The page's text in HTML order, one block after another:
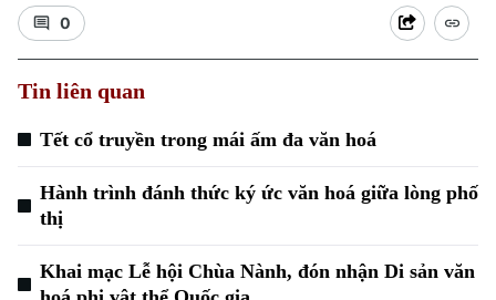
0
Tin liên quan
Tết cổ truyền trong mái ấm đa văn hoá
Hành trình đánh thức ký ức văn hoá giữa lòng phố
thị
Khai mạc Lễ hội Chùa Nành, đón nhận Di sản văn